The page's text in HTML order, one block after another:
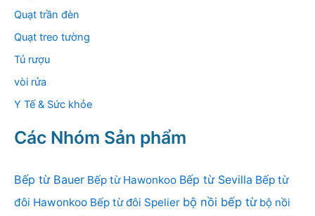
Quạt trần đèn
Quạt treo tường
Tủ rượu
vòi rửa
Y Tế & Sức khỏe
Các Nhóm Sản phẩm
Bếp từ Bauer Bếp từ Hawonkoo Bếp từ Sevilla Bếp từ
đôi Hawonkoo Bếp từ đôi Spelier bộ nồi bếp từ bộ nồi